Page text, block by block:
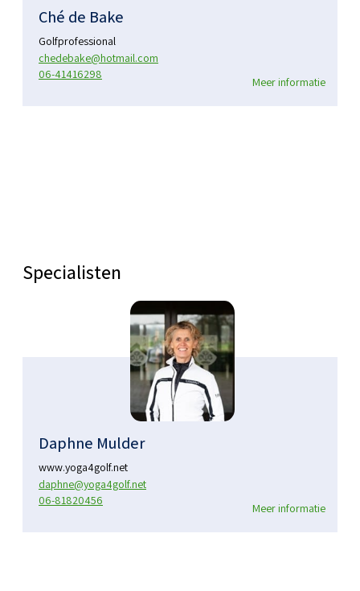
Ché de Bake
Golfprofessional
chedebake@hotmail.com
06-41416298
Meer informatie
Specialisten
Daphne Mulder
www.yoga4golf.net
daphne@yoga4golf.net
06-81820456
Meer informatie